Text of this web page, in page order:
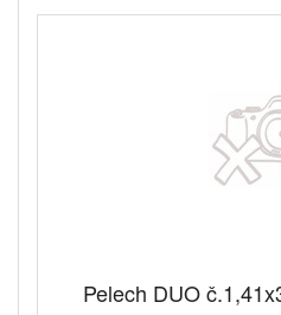
Pelech DUO